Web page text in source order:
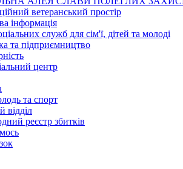
ветеранський простір
інформація
служб для сім'ї, дітей та молоді
та підприємництво
центр
та спорт
відділ
реєстр збитків